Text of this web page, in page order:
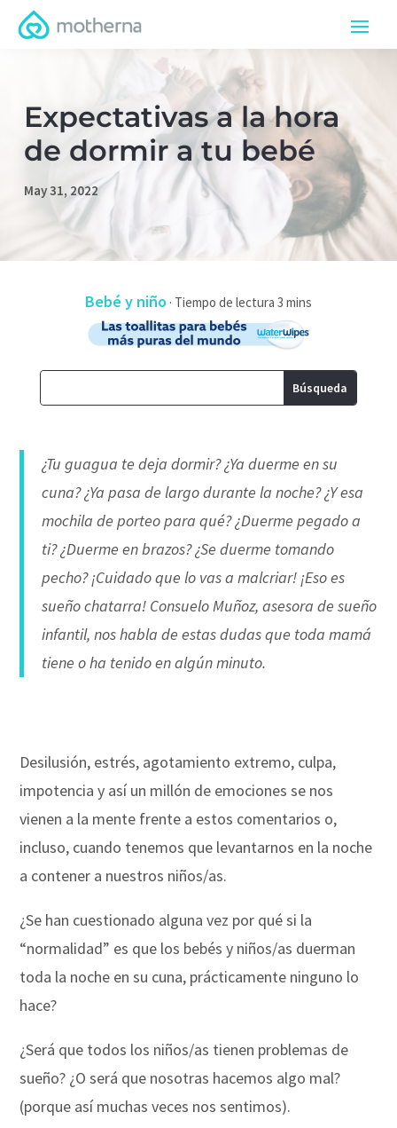
Expectativas a la hora
de dormir a tu bebé
May 31, 2022
Bebé y niño ·
¿Tu guagua te deja dormir? ¿Ya duerme en su
cuna? ¿Ya pasa de largo durante la noche? ¿Y esa
mochila de porteo para qué? ¿Duerme pegado a
ti? ¿Duerme en brazos? ¿Se duerme tomando
pecho? ¡Cuidado que lo vas a malcriar! ¡Eso es
sueño chatarra! Consuelo Muñoz, asesora de sueño
infantil, nos habla de estas dudas que toda mamá
tiene o ha tenido en algún minuto.
Desilusión, estrés, agotamiento extremo, culpa,
impotencia y así un millón de emociones se nos
vienen a la mente frente a estos comentarios o,
incluso, cuando tenemos que levantarnos en la noche
a contener a nuestros niños/as.
¿Se han cuestionado alguna vez por qué si la
“normalidad” es que los bebés y niños/as duerman
toda la noche en su cuna, prácticamente ninguno lo
hace?
¿Será que todos los niños/as tienen problemas de
sueño? ¿O será que nosotras hacemos algo mal?
(porque así muchas veces nos sentimos).